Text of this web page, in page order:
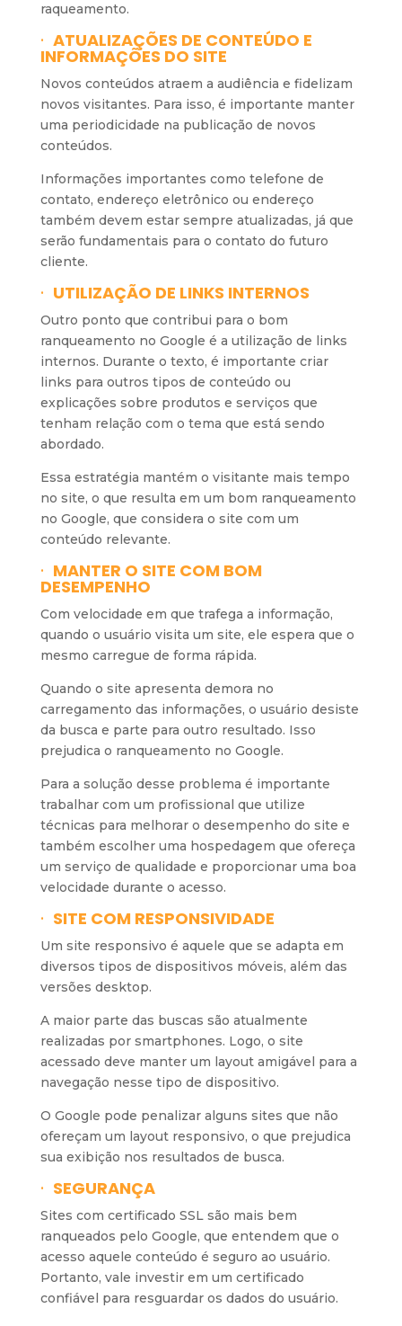
raqueamento.
· ATUALIZAÇÕES DE CONTEÚDO E
INFORMAÇÕES DO SITE
Novos conteúdos atraem a audiência e fidelizam
novos visitantes. Para isso, é importante manter
uma periodicidade na publicação de novos
conteúdos.
Informações importantes como telefone de
contato, endereço eletrônico ou endereço
também devem estar sempre atualizadas, já que
serão fundamentais para o contato do futuro
cliente.
· UTILIZAÇÃO DE LINKS INTERNOS
Outro ponto que contribui para o bom
ranqueamento no Google é a utilização de links
internos. Durante o texto, é importante criar
links para outros tipos de conteúdo ou
explicações sobre produtos e serviços que
tenham relação com o tema que está sendo
abordado.
Essa estratégia mantém o visitante mais tempo
no site, o que resulta em um bom ranqueamento
no Google, que considera o site com um
conteúdo relevante.
· MANTER O SITE COM BOM
DESEMPENHO
Com velocidade em que trafega a informação,
quando o usuário visita um site, ele espera que o
mesmo carregue de forma rápida.
Quando o site apresenta demora no
carregamento das informações, o usuário desiste
da busca e parte para outro resultado. Isso
prejudica o ranqueamento no Google.
Para a solução desse problema é importante
trabalhar com um profissional que utilize
técnicas para melhorar o desempenho do site e
também escolher uma hospedagem que ofereça
um serviço de qualidade e proporcionar uma boa
velocidade durante o acesso.
· SITE COM RESPONSIVIDADE
Um site responsivo é aquele que se adapta em
diversos tipos de dispositivos móveis, além das
versões desktop.
A maior parte das buscas são atualmente
realizadas por smartphones. Logo, o site
acessado deve manter um layout amigável para a
navegação nesse tipo de dispositivo.
O Google pode penalizar alguns sites que não
ofereçam um layout responsivo, o que prejudica
sua exibição nos resultados de busca.
· SEGURANÇA
Sites com certificado SSL são mais bem
ranqueados pelo Google, que entendem que o
acesso aquele conteúdo é seguro ao usuário.
Portanto, vale investir em um certificado
confiável para resguardar os dados do usuário.